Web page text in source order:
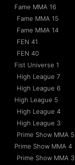
Fame MMA 16
Fame MMA 15
Fame MMA 14
FEN 41
FEN 40
Fist Universe 1
High League 7
High League 6
High League 5
High League 4
High League 3
Prime Show MMA 5
Prime Show MMA 4
Prime Show MMA 3